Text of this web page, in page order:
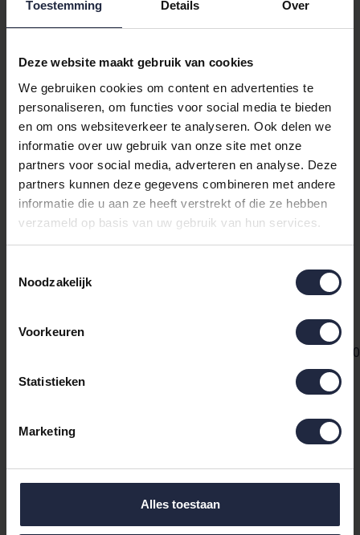
Toestemming Details Over
Deze website maakt gebruik van cookies
We gebruiken cookies om content en advertenties te
personaliseren, om functies voor social media te bieden
en om ons websiteverkeer te analyseren. Ook delen we
informatie over uw gebruik van onze site met onze
partners voor social media, adverteren en analyse. Deze
partners kunnen deze gegevens combineren met andere
informatie die u aan ze heeft verstrekt of die ze hebben
verzameld op basis van uw gebruik van hun services.
Noodzakelijk
Voorkeuren
Statistieken
Marketing
Alles toestaan
kunt kiezen voor een ruim dekbed.
Kayori-kwaliteit: het merkKayoristaat voor
Unieke verkoopargumenten
Het Kayori Dasshu overtrek is ideaal wanneer u zoekt naar een
combinatie van elegantie en gebruiksgemak. Door de
katoensatijnstructuur voelt de stof koel aan in de zomer en
behaaglijk in de winter, waardoor het dekbedset het hele jaar
door inzetbaar is. De taupe strepen zorgen voor een rustige,
luxe uitstraling die gemakkelijk te combineren is met spreien,
sierkussens en neutrale bedlinnen-kleuren.
Productnaam:
Kayori Dasshu Dekbedovertrek Katoensatijn
Categorieën: Dekbedovertrekken, Katoensatijn,
Materiaal: Katoen-satijn (katoensatijn) — zacht en
Dessin: Strepen (Strepen)
Kleur: Taupe (Taupe)
Afmeting: 240x200/220 (lits-jumeaux)
Geschikt te combineren met: hoeslaken, molton,